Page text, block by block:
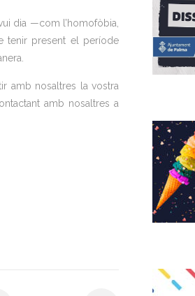
dia —com l’homofòbia,
tenir present el període
amb nosaltres la vostra
amb nosaltres a